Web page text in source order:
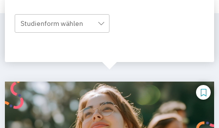
Studienform wählen